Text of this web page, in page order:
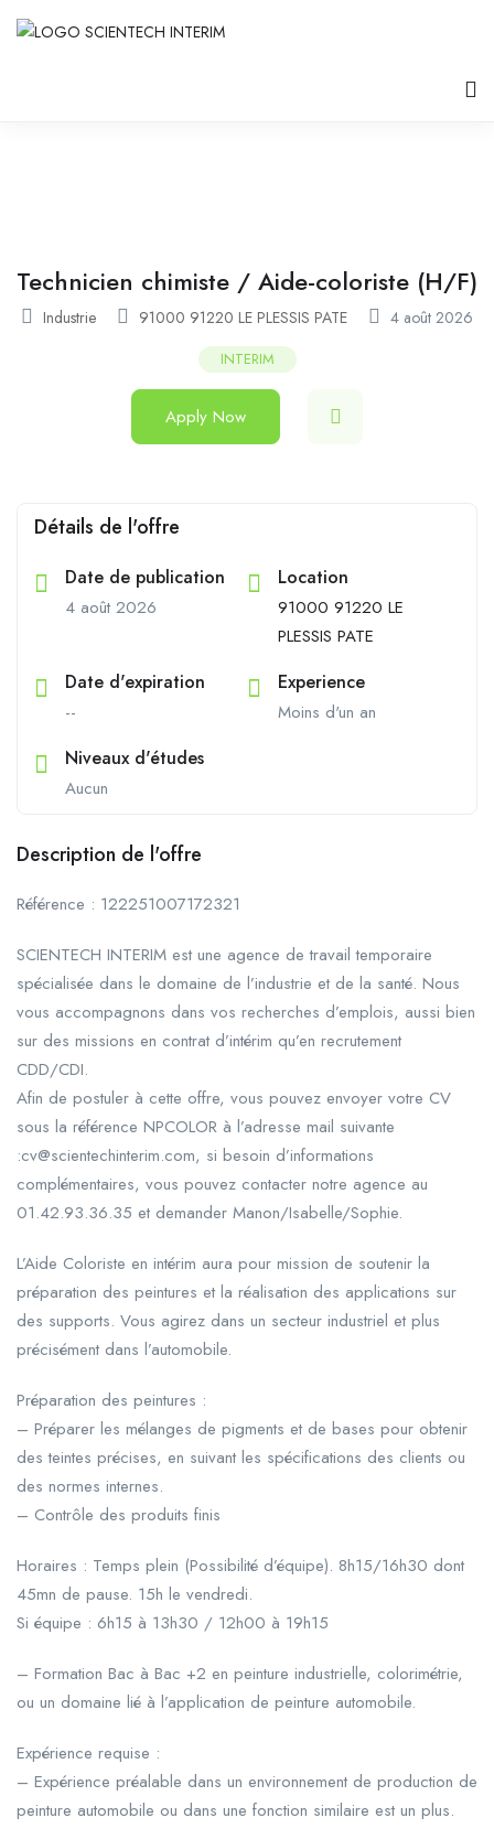
Technicien chimiste / Aide-coloriste (H/F)
Industrie 91000 91220 LE PLESSIS PATE 4 août 2026
INTERIM
Apply Now
Détails de l'offre
Date de publication
4 août 2026
Location
91000 91220 LE
PLESSIS PATE
Date d'expiration
--
Experience
Moins d'un an
Niveaux d'études
Aucun
Description de l'offre
Référence : 122251007172321
SCIENTECH INTERIM est une agence de travail temporaire
spécialisée dans le domaine de l’industrie et de la santé. Nous
vous accompagnons dans vos recherches d’emplois, aussi bien
sur des missions en contrat d’intérim qu’en recrutement
CDD/CDI.
Afin de postuler à cette offre, vous pouvez envoyer votre CV
sous la référence NPCOLOR à l’adresse mail suivante
:cv@scientechinterim.com, si besoin d’informations
complémentaires, vous pouvez contacter notre agence au
01.42.93.36.35 et demander Manon/Isabelle/Sophie.
L’Aide Coloriste en intérim aura pour mission de soutenir la
préparation des peintures et la réalisation des applications sur
des supports. Vous agirez dans un secteur industriel et plus
précisément dans l’automobile.
Préparation des peintures :
– Préparer les mélanges de pigments et de bases pour obtenir
des teintes précises, en suivant les spécifications des clients ou
des normes internes.
– Contrôle des produits finis
Horaires : Temps plein (Possibilité d’équipe). 8h15/16h30 dont
45mn de pause. 15h le vendredi.
Si équipe : 6h15 à 13h30 / 12h00 à 19h15
– Formation Bac à Bac +2 en peinture industrielle, colorimétrie,
ou un domaine lié à l’application de peinture automobile.
Expérience requise :
– Expérience préalable dans un environnement de production de
peinture automobile ou dans une fonction similaire est un plus.